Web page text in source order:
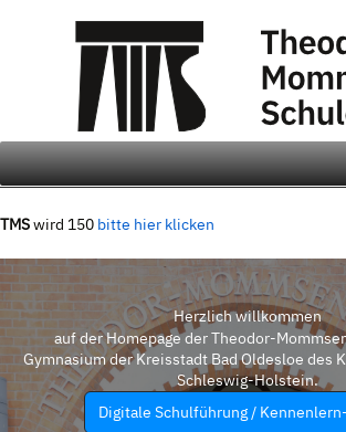
TMSwird 150 bitte hier klicken
Herzlich willkommen
auf der Homepage der Theodor-
Gymnasium der Kreisstadt Bad Oldesloe des
Schleswig-Holstein.
Digitale Schulführung /